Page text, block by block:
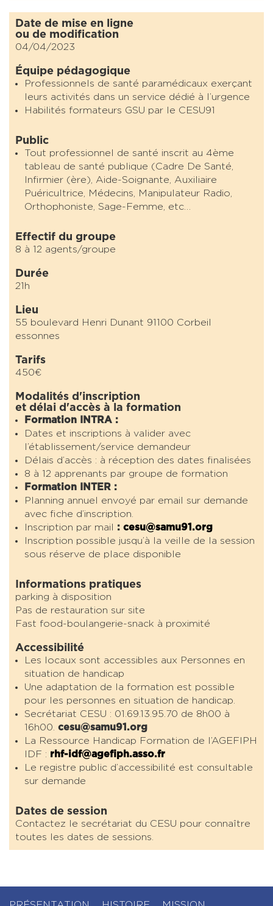
Date de mise en ligne
ou de modification
04/04/2023
Équipe pédagogique
Professionnels de santé paramédicaux exerçant
leurs activités dans un service dédié à l’urgence
Habilités formateurs GSU par le CESU91
Public
Tout professionnel de santé inscrit au 4ème
tableau de santé publique (Cadre De Santé,
Infirmier (ère), Aide-Soignante, Auxiliaire
Puéricultrice, Médecins, Manipulateur Radio,
Orthophoniste, Sage-Femme, etc…
Effectif du groupe
8 à 12 agents/groupe
Durée
21h
Lieu
55 boulevard Henri Dunant 91100 Corbeil
essonnes
Tarifs
450€
Modalités d'inscription
et délai d'accès à la formation
Formation INTRA :
Dates et inscriptions à valider avec
l’établissement/service demandeur
Délais d’accès : à réception des dates finalisées
8 à 12 apprenants par groupe de formation
Formation INTER :
Planning annuel envoyé par email sur demande
avec fiche d’inscription.
Inscription par mail : cesu@samu91.org
Inscription possible jusqu’à la veille de la session
sous réserve de place disponible
Informations pratiques
parking à disposition
Pas de restauration sur site
Fast food-boulangerie-snack à proximité
Accessibilité
Les locaux sont accessibles aux Personnes en
situation de handicap
Une adaptation de la formation est possible
pour les personnes en situation de handicap.
Secrétariat CESU : 01.69.13.95.70 de 8h00 à
16h00. cesu@samu91.org
La Ressource Handicap Formation de l’AGEFIPH
IDF : rhf-idf@agefiph.asso.fr
Le registre public d’accessibilité est consultable
sur demande
Dates de session
Contactez le secrétariat du CESU pour connaître
toutes les dates de sessions.